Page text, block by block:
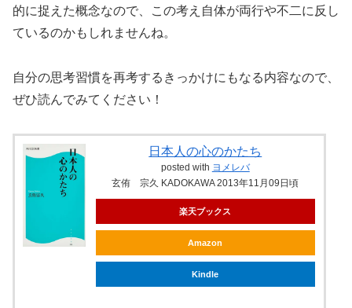
的に捉えた概念なので、この考え自体が両行や不二に反し
ているのかもしれませんね。
自分の思考習慣を再考するきっかけにもなる内容なので、
ぜひ読んでみてください！
日本人の心のかたち
posted with ヨメレバ
玄侑 宗久 KADOKAWA 2013年11月09日頃
楽天ブックス
Amazon
Kindle